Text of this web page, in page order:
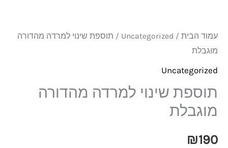
עמוד הבית /
Uncategorized / תוספת שינוי למרדה מהדורה
מוגבלת
Uncategorized
תוספת שינוי למרדה מהדורה
מוגבלת
₪190